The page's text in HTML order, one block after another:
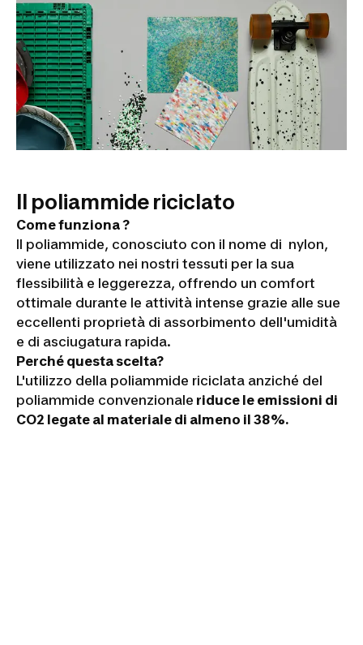
Il poliammide riciclato
Come funziona ?
Il poliammide, conosciuto con il nome di nylon,
viene utilizzato nei nostri tessuti per la sua
flessibilità e leggerezza, offrendo un comfort
ottimale durante le attività intense grazie alle sue
eccellenti proprietà di assorbimento dell'umidità
e di asciugatura rapida.
Perché questa scelta?
L'utilizzo della poliammide riciclata anziché del
poliammide convenzionale riduce le emissioni di
CO2 legate al materiale di almeno il 38%.